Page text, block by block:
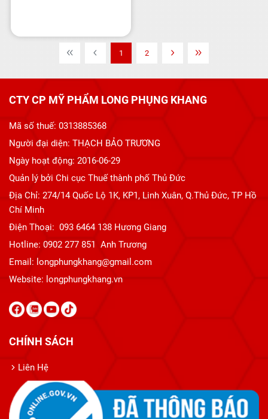
1 2
CTY CP MỸ PHẨM LONG PHỤNG KHANG
Mã số thuế: 0313885368
Người đại diện: THẠCH BẢO TRƯƠNG
Ngày hoạt động: 2016-06-29
Quản lý bởi Chi cục Thuế thành phố Thủ Đức
Địa Chỉ: 274/14 Quốc Lộ 1K, KP1, Linh Xuân, Q.Thủ Đức, TP Hồ
Chí Minh
Điện Thoại: 093 6464 138 Hương Giang
Hotline: 0902 277 851 Anh Trương
Email: longphungkhang@gmail.com
Website: longphungkhang.vn
CHÍNH SÁCH
Liên Hệ